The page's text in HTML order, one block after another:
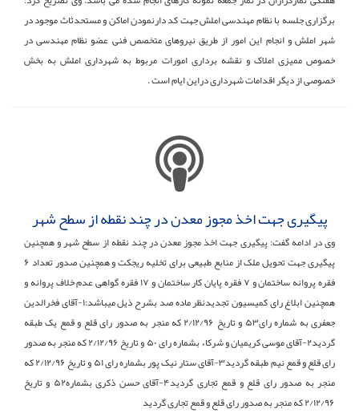
برگزاری جلسه با نظام مهندسی املش جهت کد دارنمودن اماکن و مستحدثاث موجود در
شهر املش و انجام این امور از طریق نیروهای متخصص فنی عضو نظام مهندسی در
خصوص ممیزی املاک و نقشه برداری امورات مربوط به شهرداری املش به بخش
خصوصی از دیگر اقدامات شهرداری دراین ایام است .
پیگیری جهت اخذ مجوز معدن در چند نقطه از سطح شهر
وی در ادامه گفت: پیگیری جهت اخذ مجوز معدن در چند نقطه از سطح شهر و همچنین
پیگیری جهت تحویل ملک از منابع طبیعی برای تخلیه ریجکت و همچنین صدور تعداد ۶
فقره پروانه ساختمان و ۷ فقره پایان کار ساختمان و ۱۷ فقره گواهی عدم خلاف پروانه و
همچنین ابلاغ رای کمیسیون تجدیدنظر ماده صد بشرح ذیل میباشد:۱-آقای فخرالدین
جعفری به شماره رای۵۳ و تاریخ ۲/۱۲/۹۶ که منجر به صدور رای قلع و قمع یک طبقه
گردید۲-آقای موسی کریمیان و شرکاء بشماره رای ۵۰ و تاریخ ۲/۱۲/۹۶ که منجر به صدور
رای قلع و قمع نیم طبقه گردید۳-آقای ستار نیک پور بشماره رای ۵۱ و تاریخ ۲/۱۲/۹۶ که
منجر به صدور رای قلع و قمع تجاری گردید۴-آقای حسن ذکری بشماره۵۲ و تاریخ
۲/۱۲/۹۶ که منجر به صدور رای قلع و قمع تجاری گردید